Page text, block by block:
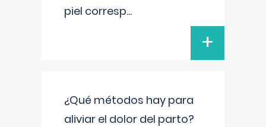
piel corresp...
+
¿Qué métodos hay para
aliviar el dolor del parto?